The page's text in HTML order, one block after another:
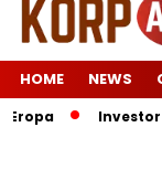
HOME NEWS
Investor Soroti